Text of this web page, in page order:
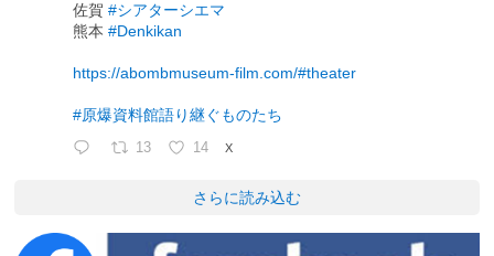
佐賀#シアターシエマ
熊本#Denkikan
https://abombmuseum-film.com/#theater
#原爆資料館語り継ぐものたち
13 14 X
さらに読み込む